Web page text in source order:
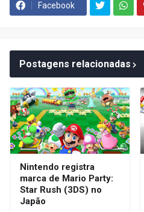
Facebook
Postagens relacionadas
Nintendo registra
marca de Mario Party:
Star Rush (3DS) no
Japão